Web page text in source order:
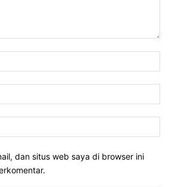
dan situs web saya di browser ini